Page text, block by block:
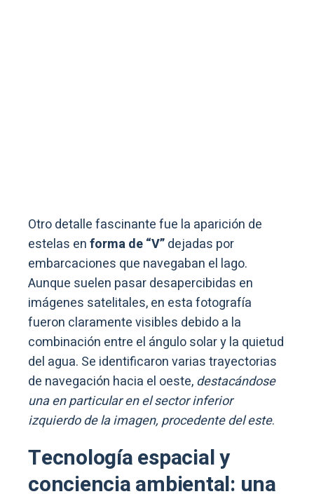
Otro detalle fascinante fue la aparición de
estelas enforma de “V”dejadas por
embarcaciones que navegaban el lago.
Aunque suelen pasar desapercibidas en
imágenes satelitales, en esta fotografía
fueron claramente visibles debido a la
combinación entre el ángulo solar y la quietud
del agua. Se identificaron varias trayectorias
de navegación hacia el oeste,destacándose
una en particular en el sector inferior
izquierdo de la imagen, procedente del este.
Tecnología espacial y
conciencia ambiental: una